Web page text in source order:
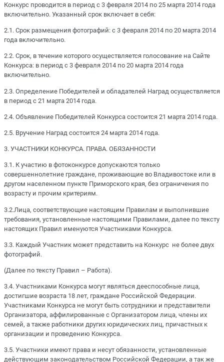
Конкурс проводится в период с 3 февраля 2014 по 25 марта 2014 года
включительно. Указанный срок включает в себя:
2.1. Срок размещения фотографий: с 3 февраля 2014 по 20 марта 2014
года включительно.
2.2. Срок, в течение которого осуществляется голосование на Сайте
Конкурса: в период с 3 февраля 2014 по 20 марта 2014 года
включительно.
2.3. Определение Победителей и обладателей Наград осуществляется
в период с 21 марта 2014 года.
2.4. Объявление Победителей Конкурса состоится 21 марта 2014 года.
2.5. Вручение Наград состоится 24 марта 2014 года.
3. УЧАСТНИКИ КОНКУРСА. ПРАВА. ОБЯЗАННОСТИ
3.1. К участию в фотоконкурсе допускаются только
совершеннолетние граждане, проживающие во Владивостоке или в
другом населенном пункте Приморского края, без ограничения по
возрасту и прочим критериям.
3.2.Лица, соответствующие настоящим Правилам и выполнившие
требования, установленные настоящими Правилами, далее по тексту
настоящих Правил именуются Участниками Конкурса.
3.3. Каждый Участник может представить на Конкурс не более двух
фотографий.
(Далее по тексту Правил – Работа).
3.4. Участниками Конкурса могут являться дееспособные лица,
достигшие возраста 18 лет, граждане Российской Федерации.
Участниками Конкурса не могут быть сотрудники и представители
Организатора, аффилированные с Организатором лица, члены их
семей, а также работники других юридических лиц, причастных к
организации и проведению Конкурса.
3.5. Участники имеют права и несут обязанности, установленные
действующим законодательством Российской Федерации, а так же